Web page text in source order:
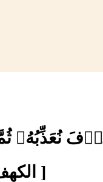
نُعَذِّبُهُۥ ثُمَّ
[